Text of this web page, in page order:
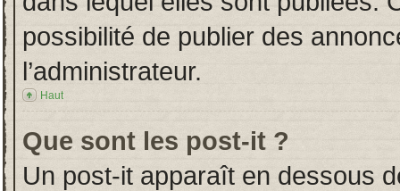
possibilité de publier des
l’administrateur.
Haut
Que sont les post-it ?
Un post-it apparaît en dessous